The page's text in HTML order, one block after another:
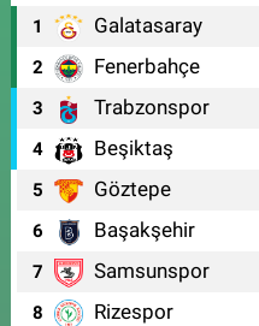
1 Galatasaray
2 Fenerbahçe
3 Trabzonspor
4 Beşiktaş
5 Göztepe
6 Başakşehir
7 Samsunspor
8 Rizespor